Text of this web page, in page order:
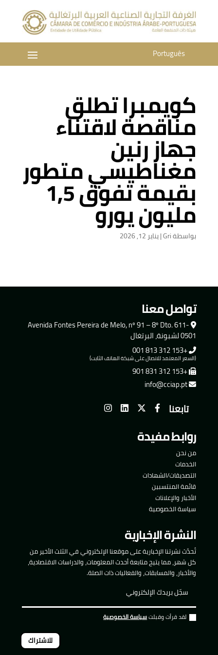
Português
كويمبرا تطلق
مناقصة لاقتناء
جهاز رنين
مغناطيسي متطور
بقيمة تفوق 1,5
مليون يورو
بواسطةGri
|يناير 12, 2026
تواصل معنا
Avenida Fontes Pereira de Melo, nº 91 – 8º Dto. 611-
0501 لشبونة، البرتغال
+153 312 813 001
(السعر المعتمد للاتصال على شبكة الهاتف الثابت)
+153 312 831 901
info@cciap.pt
تابعنا
روابط مفيدة
من نحن
الخدمات
التصديقات/الشهادات
قائمة المنتسبين
الأخبار والإعلانات
سياسة الخصوصية
النشرة الإخبارية
تُحدَّث نشرتنا الإخبارية على موقعنا الإلكتروني في الثلث الأخير من
كل شهر، مما يتيح متابعة أحدث المعلومات، والدراسات الاقتصادية،
والأخبار، والمسابقات، والفعاليات ذات الصلة.
لقد قرأت وقبلتسياسة الخصوصية
للاشتراك